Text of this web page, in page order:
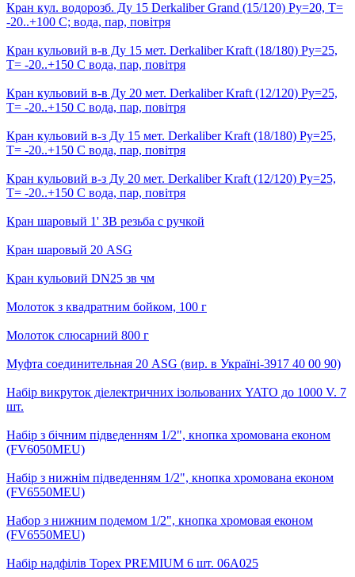
Кран кул. водорозб. Ду 15 Derkaliber Grand (15/120) Ру=20, Т=
-20..+100 С; вода, пар, повітря
Кран кульовий в-в Ду 15 мет. Derkaliber Kraft (18/180) Ру=25,
Т= -20..+150 С вода, пар, повітря
Кран кульовий в-в Ду 20 мет. Derkaliber Kraft (12/120) Ру=25,
Т= -20..+150 С вода, пар, повітря
Кран кульовий в-з Ду 15 мет. Derkaliber Kraft (18/180) Ру=25,
Т= -20..+150 С вода, пар, повітря
Кран кульовий в-з Ду 20 мет. Derkaliber Kraft (12/120) Ру=25,
Т= -20..+150 С вода, пар, повітря
Кран шаровый 1' ЗВ резьба с ручкой
Кран шаровый 20 ASG
Кран кульовий DN25 зв чм
Молоток з квадратним бойком, 100 г
Молоток слюсарний 800 г
Муфта соединительная 20 ASG (вир. в Україні-3917 40 00 90)
Набір викруток діелектричних ізольованих YATO до 1000 V. 7
шт.
Набір з бічним підведенням 1/2", кнопка хромована економ
(FV6050MEU)
Набір з нижнім підведенням 1/2", кнопка хромована економ
(FV6550MEU)
Набор з нижним подемом 1/2", кнопка хромовая економ
(FV6550MEU)
Набір надфілів Topex PREMIUM 6 шт. 06A025